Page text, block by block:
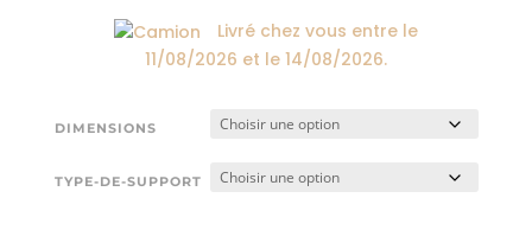
Livré chez vous entre le
11/08/2026 et le 14/08/2026.
DIMENSIONS
TYPE-DE-SUPPORT